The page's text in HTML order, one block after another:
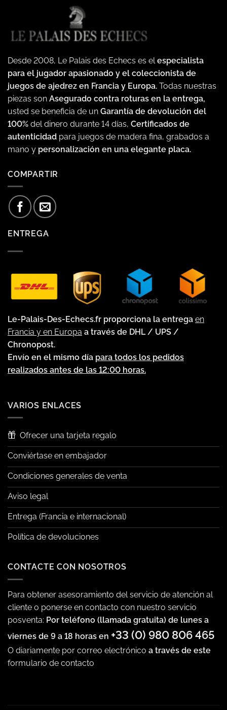
Desde 2008, Le Palais des Echecs es elespecialista
para el jugador apasionado y el coleccionista de
juegos de ajedrez en Francia y Europa. Todas nuestras
piezas son Asegurado contra roturas en la entrega,
usted se beneficia de un Garantía de devolución del
100% del dinero durante 14 días, Certificados de
autenticidad para juegos de madera fina, grabados a
mano y personalización en una elegante placa.
COMPARTIR
ENTREGA
Le-Palais-Des-Echecs.fr proporciona la entrega en
Francia y en Europa a través de DHL / UPS /
Chronopost.
Envío en el mismo día para todos los pedidos
realizados antes de las 12:00 horas.
VARIOS ENLACES
Ofrecer una tarjeta regalo
Conviértase en embajador
Condiciones generales de venta
Aviso legal
Entrega (Francia e internacional)
Política de devoluciones
CONTACTE CON NOSOTROS
Para obtener asesoramiento del servicio de atención al
cliente o ponerse en contacto con nuestro servicio
posventa: Por teléfono (llamada gratuita) de lunes a
viernes de 9 a 18 horas en +33 (0) 980 806 465
O diariamente por correo electrónico a través de este
formulario de contacto